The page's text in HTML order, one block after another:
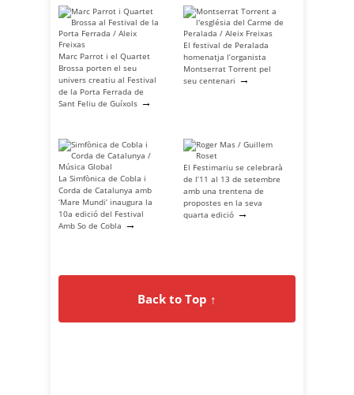
Marc Parrot i el Quartet
Brossa porten el seu
univers creatiu al Festival
de la Porta Ferrada de
Sant Feliu de Guíxols →
El festival de Peralada
homenatja l’organista
Montserrat Torrent pel
seu centenari →
La Simfònica de Cobla i
Corda de Catalunya amb
‘Mare Mundi’ inaugura la
10a edició del Festival
Amb So de Cobla →
El Festimariu se celebrarà
de l’11 al 13 de setembre
amb una trentena de
propostes en la seva
quarta edició →
Back to Top ↑